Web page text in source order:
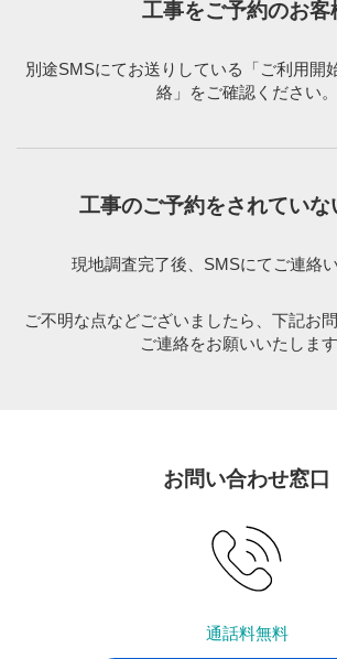
工事をご予約のお客
別途SMSにてお送りしている「ご利用開
絡」をご確認ください。
工事のご予約をされていな
現地調査完了後、SMSにてご連絡い
ご不明な点などございましたら、下記お
ご連絡をお願いいたします
お問い合わせ窓口
通話料無料